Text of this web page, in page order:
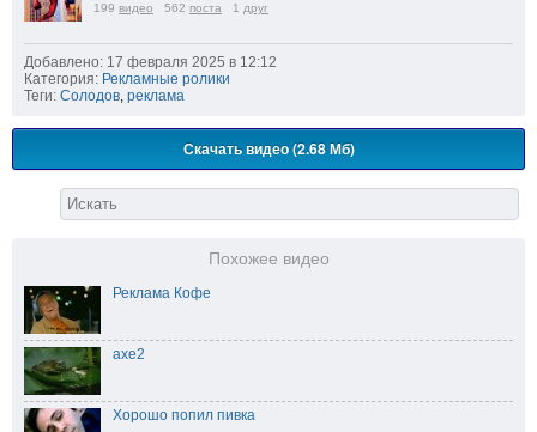
199 видео 562 поста 1 друг
Добавлено: 17 февраля 2025 в 12:12
Категория: Рекламные ролики
Теги: Солодов, реклама
Скачать видео (2.68 Мб)
Похожее видео
Реклама Кофе
axe2
Хорошо попил пивка